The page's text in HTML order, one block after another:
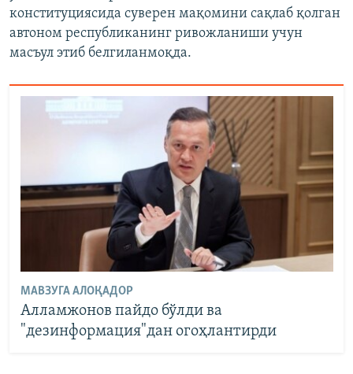
конституциясида суверен мақомини сақлаб қолган
автоном республиканинг ривожланиши учун
масъул этиб белгиланмоқда.
МАВЗУГА АЛОҚАДОР
Алламжонов пайдо бўлди ва
"дезинформация"дан огоҳлантирди